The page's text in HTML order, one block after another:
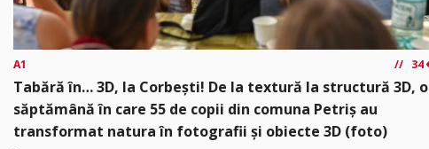
A1 34
Tabără în… 3D, la Corbești! De la textură la structură 3D, o
săptămână în care 55 de copii din comuna Petriș au
transformat natura în fotografii și obiecte 3D (foto)